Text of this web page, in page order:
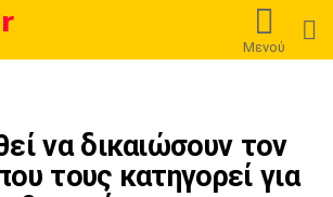
Μενού
να δικαιώσουν τον
τους κατηγορεί για